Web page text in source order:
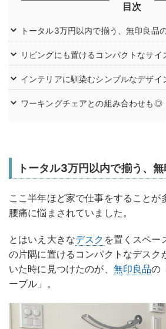
目次
トータル3万円以内で揃う、無印良品
リビングにも置けるコンパクトなサイ
インテリアに馴染むシンプルなデザイ
ワーキングチェアとの組み合わせも◎
トータル3万円以内で揃う、
ここ半年ほど家で仕事をすることが
腰痛に悩まされていました。
とはいえ大きなデスク を置くスペー
の片隅に置けるコンパクトなデスク
いた時に見つけたのが、 無印良品の
ーブル」。